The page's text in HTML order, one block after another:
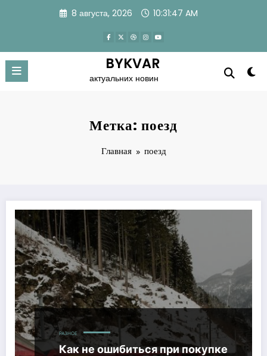
8 августа, 2026 10:31:48 AM
BYKVAR
актуальних новин
Метка: поезд
Главная поезд
РАЗНОЕ
Как не ошибиться при покупке